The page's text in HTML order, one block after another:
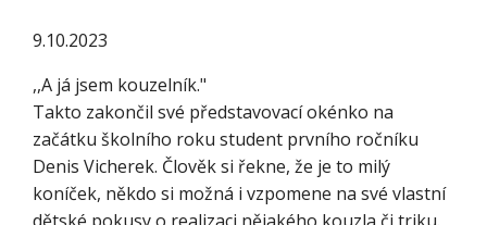
9.10.2023
,,A já jsem kouzelník."
Takto zakončil své představovací okénko na
začátku školního roku student prvního ročníku
Denis Vicherek. Člověk si řekne, že je to milý
koníček, někdo si možná i vzpomene na své vlastní